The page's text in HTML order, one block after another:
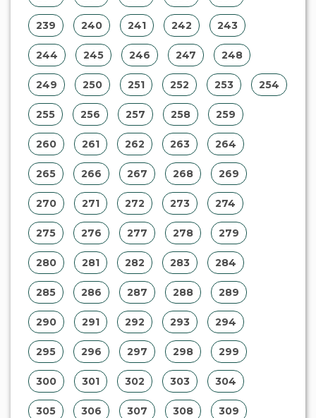
239 240 241 242 243
244 245 246 247 248
249 250 251 252 253 254
255 256 257 258 259
260 261 262 263 264
265 266 267 268 269
270 271 272 273 274
275 276 277 278 279
280 281 282 283 284
285 286 287 288 289
290 291 292 293 294
295 296 297 298 299
300 301 302 303 304
305 306 307 308 309